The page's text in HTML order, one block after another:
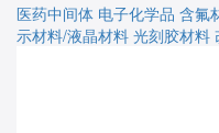
医药中间体 电子化学品 含氟
示材料/液晶材料 光刻胶材料